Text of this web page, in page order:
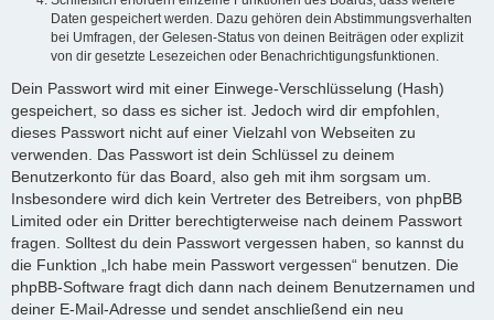
Daten gespeichert werden. Dazu gehören dein Abstimmungsverhalten
bei Umfragen, der Gelesen-Status von deinen Beiträgen oder explizit
von dir gesetzte Lesezeichen oder Benachrichtigungsfunktionen.
Dein Passwort wird mit einer Einwege-Verschlüsselung (Hash)
gespeichert, so dass es sicher ist. Jedoch wird dir empfohlen,
dieses Passwort nicht auf einer Vielzahl von Webseiten zu
verwenden. Das Passwort ist dein Schlüssel zu deinem
Benutzerkonto für das Board, also geh mit ihm sorgsam um.
Insbesondere wird dich kein Vertreter des Betreibers, von phpBB
Limited oder ein Dritter berechtigterweise nach deinem Passwort
fragen. Solltest du dein Passwort vergessen haben, so kannst du
die Funktion „Ich habe mein Passwort vergessen“ benutzen. Die
phpBB-Software fragt dich dann nach deinem Benutzernamen und
deiner E-Mail-Adresse und sendet anschließend ein neu